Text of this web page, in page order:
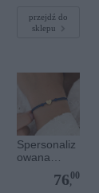
Srebrne
serce
przejdź do
sklepu
Spersonaliz
owana
bransoletka
sznurkowa -
76,
00